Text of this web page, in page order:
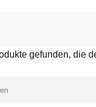
gefunden, die